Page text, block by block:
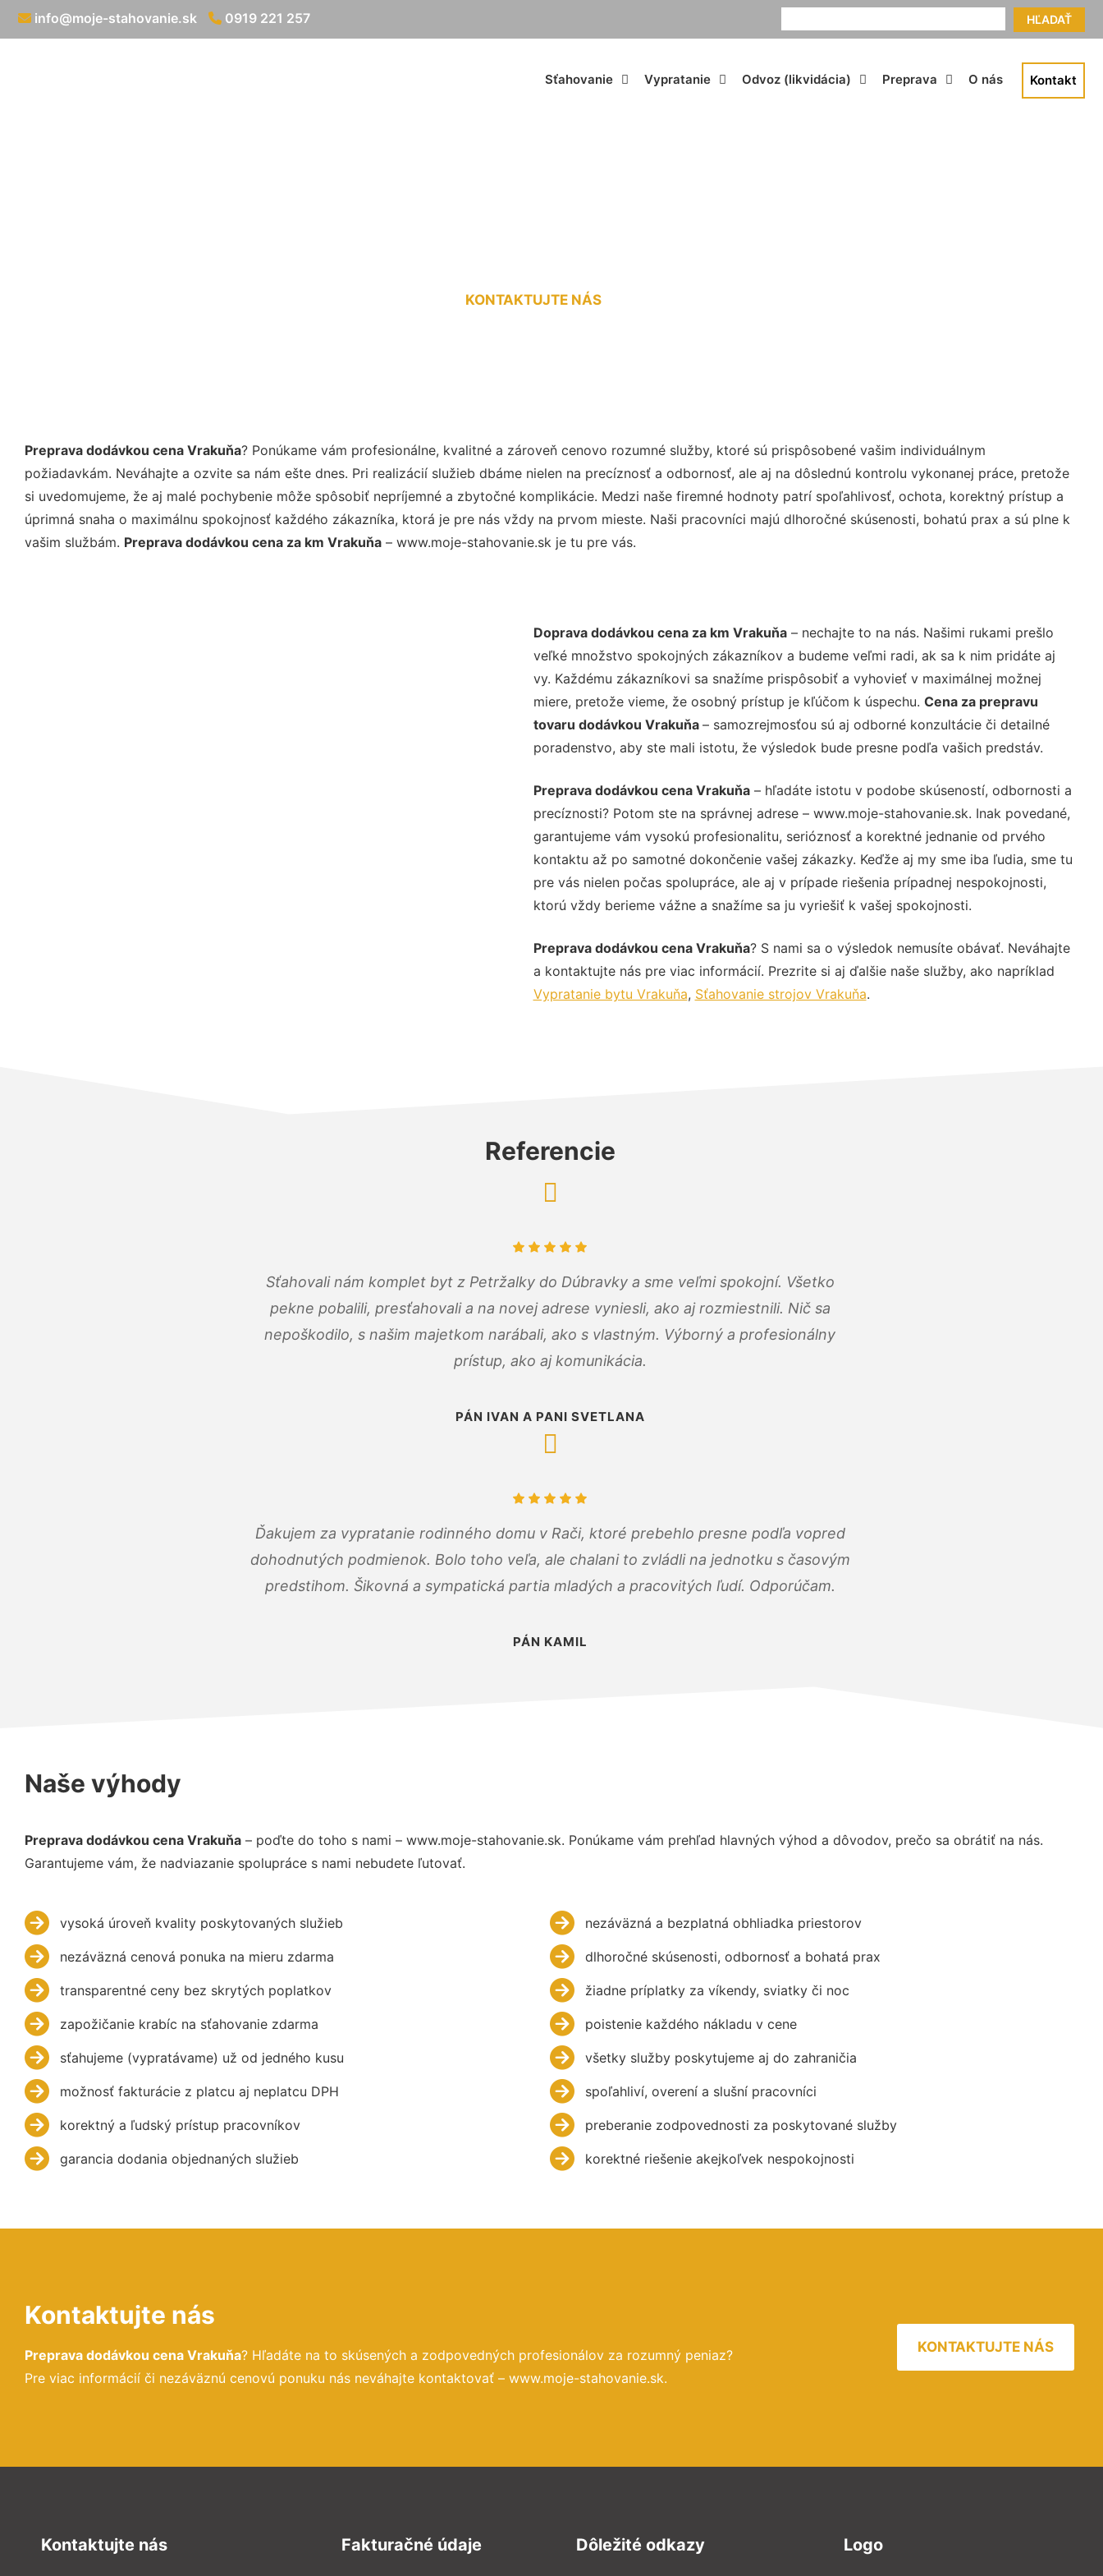
HĽADAŤ
info@moje-stahovanie.sk 0919 221 257
Sťahovanie Vypratanie Odvoz (likvidácia) Preprava O nás Kontakt
KONTAKTUJTE NÁS
Preprava dodávkou cena Vrakuňa? Ponúkame vám profesionálne, kvalitné a zároveň cenovo rozumné služby, ktoré sú prispôsobené vašim individuálnym
požiadavkám. Neváhajte a ozvite sa nám ešte dnes. Pri realizácií služieb dbáme nielen na precíznosť a odbornosť, ale aj na dôslednú kontrolu vykonanej práce, pretože
si uvedomujeme, že aj malé pochybenie môže spôsobiť nepríjemné a zbytočné komplikácie. Medzi naše firemné hodnoty patrí spoľahlivosť, ochota, korektný prístup a
úprimná snaha o maximálnu spokojnosť každého zákazníka, ktorá je pre nás vždy na prvom mieste. Naši pracovníci majú dlhoročné skúsenosti, bohatú prax a sú plne k
vašim službám. Preprava dodávkou cena za km Vrakuňa – www.moje-stahovanie.sk je tu pre vás.
Doprava dodávkou cena za km Vrakuňa– nechajte to na nás. Našimi rukami prešlo
veľké množstvo spokojných zákazníkov a budeme veľmi radi, ak sa k nim pridáte aj
vy. Každému zákazníkovi sa snažíme prispôsobiť a vyhovieť v maximálnej možnej
miere, pretože vieme, že osobný prístup je kľúčom k úspechu. Cena za prepravu
tovaru dodávkou Vrakuňa – samozrejmosťou sú aj odborné konzultácie či detailné
poradenstvo, aby ste mali istotu, že výsledok bude presne podľa vašich predstáv.
Preprava dodávkou cena Vrakuňa– hľadáte istotu v podobe skúseností, odbornosti a
precíznosti? Potom ste na správnej adrese – www.moje-stahovanie.sk. Inak povedané,
garantujeme vám vysokú profesionalitu, serióznosť a korektné jednanie od prvého
kontaktu až po samotné dokončenie vašej zákazky. Keďže aj my sme iba ľudia, sme tu
pre vás nielen počas spolupráce, ale aj v prípade riešenia prípadnej nespokojnosti,
ktorú vždy berieme vážne a snažíme sa ju vyriešiť k vašej spokojnosti.
Preprava dodávkou cena Vrakuňa? S nami sa o výsledok nemusíte obávať. Neváhajte
a kontaktujte nás pre viac informácií. Prezrite si aj ďalšie naše služby, ako napríklad
Vypratanie bytu Vrakuňa, Sťahovanie strojov Vrakuňa.
Referencie
Sťahovali nám komplet byt z Petržalky do Dúbravky a sme veľmi spokojní. Všetko
pekne pobalili, presťahovali a na novej adrese vyniesli, ako aj rozmiestnili. Nič sa
nepoškodilo, s našim majetkom narábali, ako s vlastným. Výborný a profesionálny
prístup, ako aj komunikácia.
PÁN IVAN A PANI SVETLANA
Ďakujem za vypratanie rodinného domu v Rači, ktoré prebehlo presne podľa vopred
dohodnutých podmienok. Bolo toho veľa, ale chalani to zvládli na jednotku s časovým
predstihom. Šikovná a sympatická partia mladých a pracovitých ľudí. Odporúčam.
PÁN KAMIL
Naše výhody
Preprava dodávkou cena Vrakuňa – poďte do toho s nami – www.moje-stahovanie.sk. Ponúkame vám prehľad hlavných výhod a dôvodov, prečo sa obrátiť na nás.
Garantujeme vám, že nadviazanie spolupráce s nami nebudete ľutovať.
vysoká úroveň kvality poskytovaných služieb
nezáväzná cenová ponuka na mieru zdarma
transparentné ceny bez skrytých poplatkov
zapožičanie krabíc na sťahovanie zdarma
sťahujeme (vypratávame) už od jedného kusu
možnosť fakturácie z platcu aj neplatcu DPH
korektný a ľudský prístup pracovníkov
garancia dodania objednaných služieb
nezáväzná a bezplatná obhliadka priestorov
dlhoročné skúsenosti, odbornosť a bohatá prax
žiadne príplatky za víkendy, sviatky či noc
poistenie každého nákladu v cene
všetky služby poskytujeme aj do zahraničia
spoľahliví, overení a slušní pracovníci
preberanie zodpovednosti za poskytované služby
korektné riešenie akejkoľvek nespokojnosti
Kontaktujte nás
Preprava dodávkou cena Vrakuňa? Hľadáte na to skúsených a zodpovedných profesionálov za rozumný peniaz?
Pre viac informácií či nezáväznú cenovú ponuku nás neváhajte kontaktovať – www.moje-stahovanie.sk.
KONTAKTUJTE NÁS
Kontaktujte nás Fakturačné údaje Dôležité odkazy Logo